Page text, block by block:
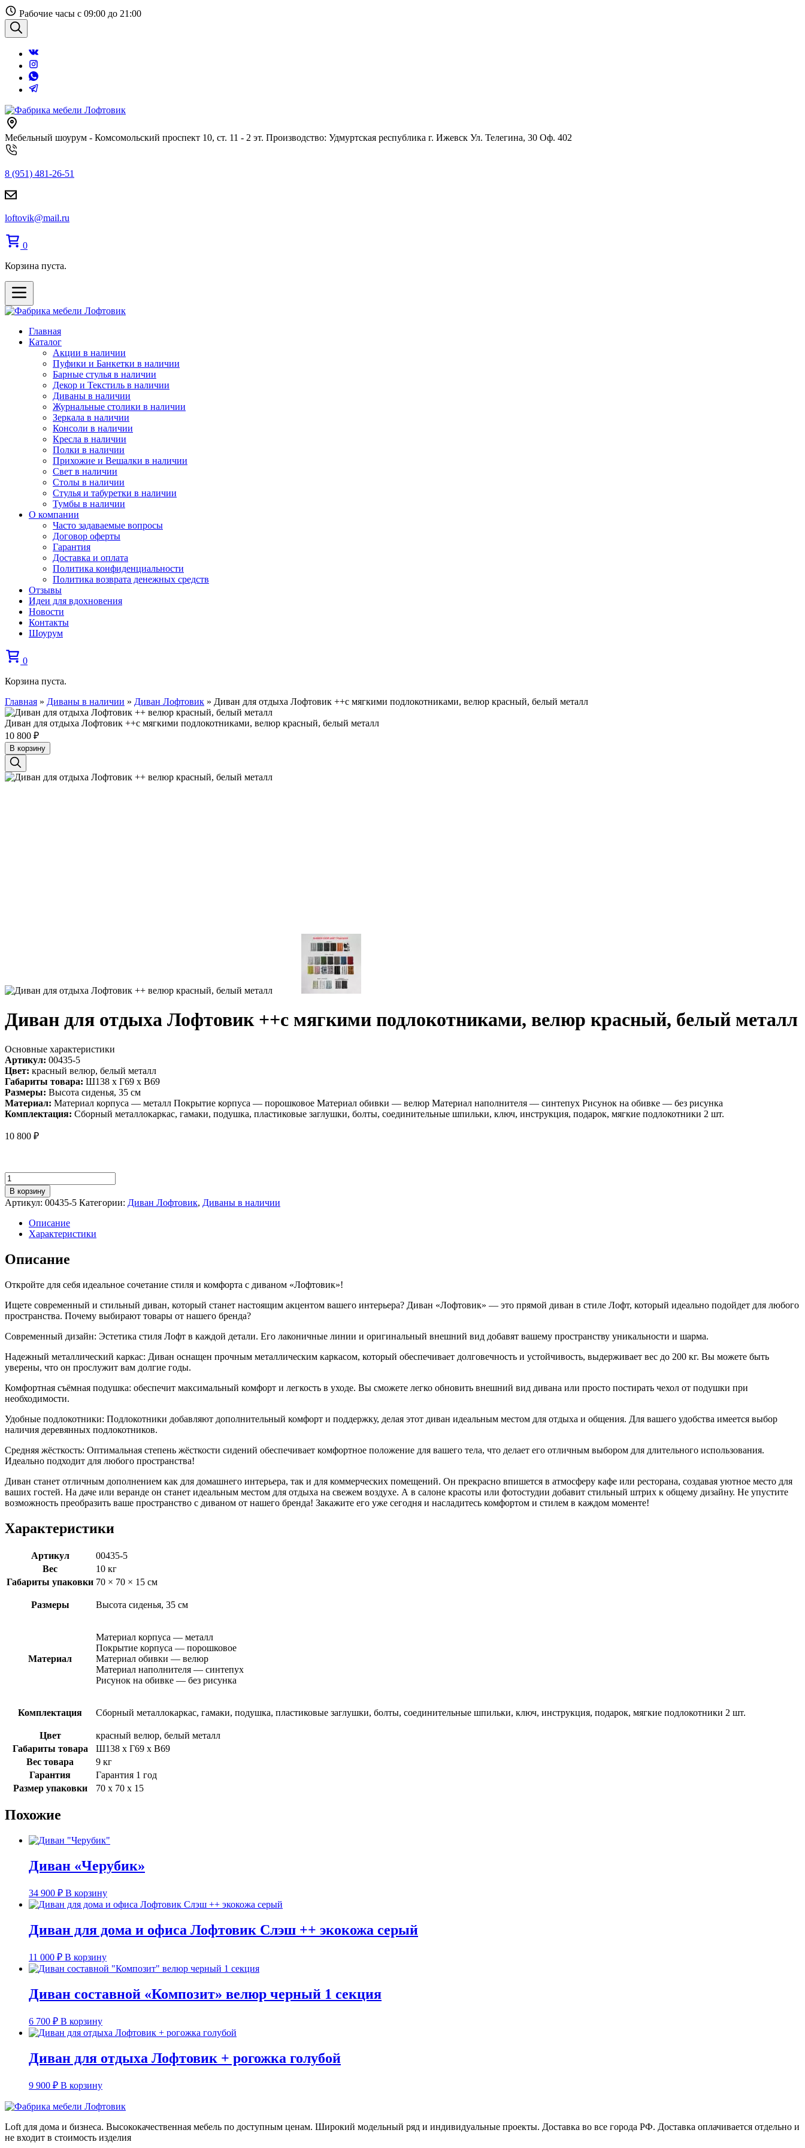
Перейти
к
содержанию
Рабочие часы с 09:00 до 21:00
Поиск
Мебельный шоурум - Комсомольский проспект 10, ст. 11 - 2 эт. Производство: Удмуртская республика г. Ижевск Ул. Телегина, 30 Оф. 402
8 (951) 481-26-51
loftovik@mail.ru
0
Корзина пуста.
Главная
Каталог
Акции в наличии
Пуфики и Банкетки в наличии
Барные стулья в наличии
Декор и Текстиль в наличии
Диваны в наличии
Журнальные столики в наличии
Зеркала в наличии
Консоли в наличии
Кресла в наличии
Полки в наличии
Прихожие и Вешалки в наличии
Свет в наличии
Столы в наличии
Стулья и табуретки в наличии
Тумбы в наличии
О компании
Часто задаваемые вопросы
Договор оферты
Гарантия
Доставка и оплата
Политика конфиденциальности
Политика возврата денежных средств
Отзывы
Идеи для вдохновения
Новости
Контакты
Шоурум
0
Корзина пуста.
Главная » Диваны в наличии » Диван Лофтовик » Диван для отдыха Лофтовик ++с мягкими подлокотниками, велюр красный, белый металл
Диван для отдыха Лофтовик ++с мягкими подлокотниками, велюр красный, белый металл
10 800 ₽
В корзину
Диван для отдыха Лофтовик ++с мягкими подлокотниками, велюр красный, белый металл
Основные характеристики
Артикул: 00435-5
Цвет: красный велюр, белый металл
Габариты товара: Ш138 х Г69 х В69
Размеры: Высота сиденья, 35 см
Материал: Материал корпуса — металл Покрытие корпуса — порошковое Материал обивки — велюр Материал наполнителя — синтепух Рисунок на обивке — без рисунка
Комплектация: Сборный металлокаркас, гамаки, подушка, пластиковые заглушки, болты, соединительные шпильки, ключ, инструкция, подарок, мягкие подлокотники 2 шт.
10 800 ₽
Количество
товара
Диван
для
отдыха
Лофтовик
мягкими
подлокотниками,
красный,
металл
В корзину
Артикул: 00435-5 Категории: Диван Лофтовик, Диваны в наличии
Описание
Характеристики
Описание
Откройте для себя идеальное сочетание стиля и комфорта с диваном «Лофтовик»!
Ищете современный и стильный диван, который станет настоящим акцентом вашего интерьера? Диван «Лофтовик» — это прямой диван в стиле Лофт, который идеально подойдет для любого
пространства. Почему выбирают товары от нашего бренда?
Современный дизайн: Эстетика стиля Лофт в каждой детали. Его лаконичные линии и оригинальный внешний вид добавят вашему пространству уникальности и шарма.
Надежный металлический каркас: Диван оснащен прочным металлическим каркасом, который обеспечивает долговечность и устойчивость, выдерживает вес до 200 кг. Вы можете быть
уверены, что он прослужит вам долгие годы.
Комфортная съёмная подушка: обеспечит максимальный комфорт и легкость в уходе. Вы сможете легко обновить внешний вид дивана или просто постирать чехол от подушки при
необходимости.
Удобные подлокотники: Подлокотники добавляют дополнительный комфорт и поддержку, делая этот диван идеальным местом для отдыха и общения. Для вашего удобства имеется выбор
наличия деревянных подлокотников.
Средняя жёсткость: Оптимальная степень жёсткости сидений обеспечивает комфортное положение для вашего тела, что делает его отличным выбором для длительного использования.
Идеально подходит для любого пространства!
Диван станет отличным дополнением как для домашнего интерьера, так и для коммерческих помещений. Он прекрасно впишется в атмосферу кафе или ресторана, создавая уютное место для
ваших гостей. На даче или веранде он станет идеальным местом для отдыха на свежем воздухе. А в салоне красоты или фотостудии добавит стильный штрих к общему дизайну. Не упустите
возможность преобразить ваше пространство с диваном от нашего бренда! Закажите его уже сегодня и насладитесь комфортом и стилем в каждом моменте!
Характеристики
Артикул
00435-5
Вес
10 кг
Габариты упаковки 70 × 70 × 15 см
Размеры Высота сиденья, 35 см
Материал
Материал корпуса — металл
Покрытие корпуса — порошковое
Материал обивки — велюр
Материал наполнителя — синтепух
Рисунок на обивке — без рисунка
Комплектация Сборный металлокаркас, гамаки, подушка, пластиковые заглушки, болты, соединительные шпильки, ключ, инструкция, подарок, мягкие подлокотники 2 шт.
Цвет
красный велюр, белый металл
Габариты товара
Ш138 х Г69 х В69
Вес товара
9 кг
Гарантия
Гарантия 1 год
Размер упаковки
70 х 70 х 15
Похожие
Диван «Черубик»
34 900 ₽ В корзину
Диван для дома и офиса Лофтовик Слэш ++ экокожа серый
11 000 ₽ В корзину
Диван составной «Композит» велюр черный 1 секция
6 700 ₽ В корзину
Диван для отдыха Лофтовик + рогожка голубой
9 900 ₽ В корзину
Loft для дома и бизнеса. Высококачественная мебель по доступным ценам. Широкий модельный ряд и индивидуальные проекты. Доставка во все города РФ. Доставка оплачивается отдельно и
не входит в стоимость изделия